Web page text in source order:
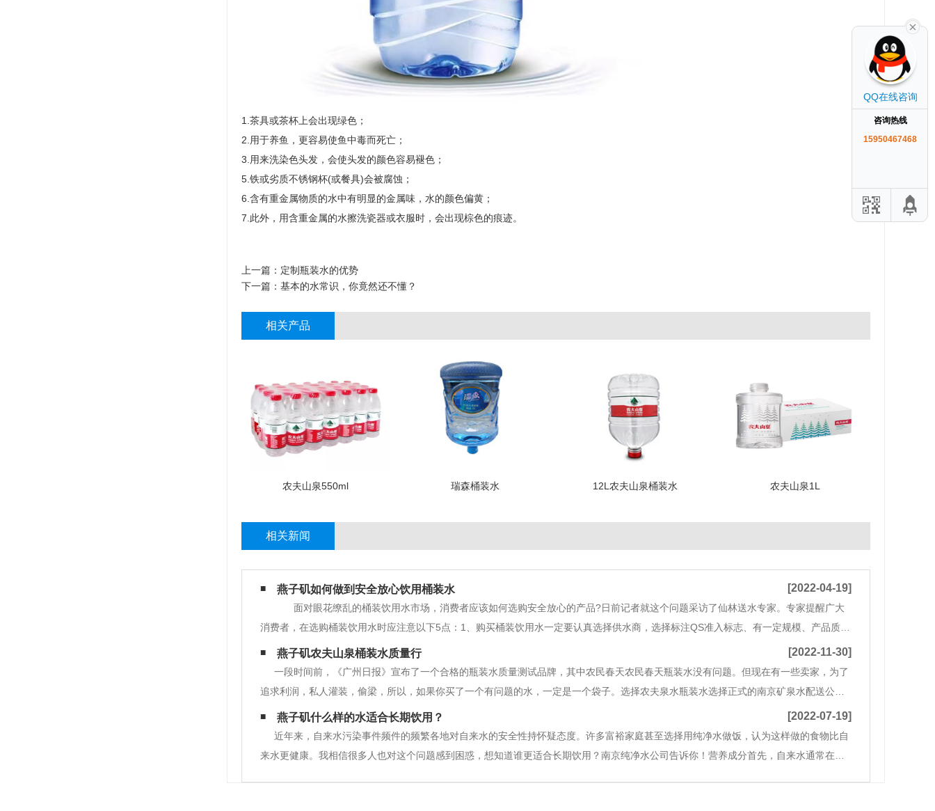
1.茶具或茶杯上会出现绿色；
2.用于养鱼，更容易使鱼中毒而死亡；
3.用来洗染色头发，会使头发的颜色容易褪色；
5.铁或劣质不锈钢杯(或餐具)会被腐蚀；
6.含有重金属物质的水中有明显的金属味，水的颜色偏黄；
7.此外，用含重金属的水擦洗瓷器或衣服时，会出现棕色的痕迹。
上一篇： 定制瓶装水的优势
下一篇： 基本的水常识，你竟然还不懂？
相关产品
农夫山泉550ml 瑞森桶装水 12L农夫山泉桶装水 农夫山泉1L
相关新闻
燕子矶如何做到安全放心饮用桶装水 [2022-04-19]
面对眼花缭乱的桶装饮用水市场，消费者应该如何选购安全放心的产品?日前记者就这个问题采访了仙林送水专家。专家提醒广大
消费者，在选购桶装饮用水时应注意以下5点：1、购买桶装饮用水一定要认真选择供水商，选择标注QS准入标志、有一定规模、产品质量
和服务质量较好的企业，并且在送水上门后，仔细检查桶封上的生产日期和桶盖上的标签，看两者是否一致。2、要认真查看，正品桶桶体
透明度好，颜色为蓝色或白色，桶里极少
燕子矶农夫山泉桶装水质量行 [2022-11-30]
一段时间前，《广州日报》宣布了一个合格的瓶装水质量测试品牌，其中农民春天农民春天瓶装水没有问题。但现在有一些卖家，为了
追求利润，私人灌装，偷梁，所以，如果你买了一个有问题的水，一定是一个袋子。选择农夫泉水瓶装水选择正式的南京矿泉水配送公
司，不选择个人配送，低于农夫泉水瓶装水的市场价格。如果你违反了市场价格规则，质量肯定是有缺陷的，因为供应商不能亏苯卖给
你。
燕子矶什么样的水适合长期饮用？ [2022-07-19]
近年来，自来水污染事件频件的频繁各地对自来水的安全性持怀疑态度。许多富裕家庭甚至选择用纯净水做饭，认为这样做的食物比自
来水更健康。我相信很多人也对这个问题感到困惑，想知道谁更适合长期饮用？南京纯净水公司告诉你！营养成分首先，自来水通常在煮
QQ在线咨询
咨询热线
15950467468